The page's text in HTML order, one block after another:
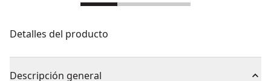
Detalles del producto
Descripción general